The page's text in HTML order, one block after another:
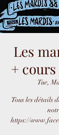
Les
+
Tue,
Tous les détails
https://